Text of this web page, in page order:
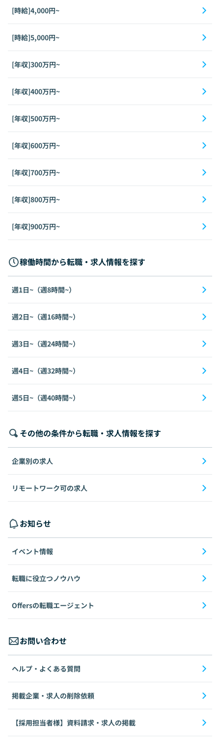
[時給]4,000円~
[時給]5,000円~
[年収]300万円~
[年収]400万円~
[年収]500万円~
[年収]600万円~
[年収]700万円~
[年収]800万円~
[年収]900万円~
稼働時間から転職・求人情報を探す
週1日~（週8時間~）
週2日~（週16時間~）
週3日~（週24時間~）
週4日~（週32時間~）
週5日~（週40時間~）
その他の条件から転職・求人情報を探す
企業別の求人
リモートワーク可の求人
お知らせ
イベント情報
転職に役立つノウハウ
Offersの転職エージェント
お問い合わせ
ヘルプ・よくある質問
掲載企業・求人の削除依頼
【採用担当者様】資料請求・求人の掲載